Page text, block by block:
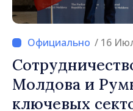
/ 16
Молдова и
ключевых